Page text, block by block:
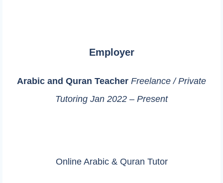
Employer
Arabic and Quran Teacher Freelance / Private
Tutoring Jan 2022 – Present
Online Arabic & Quran Tutor